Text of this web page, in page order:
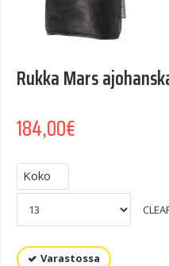
Rukka Mars
184,00€
Koko
Varastossa